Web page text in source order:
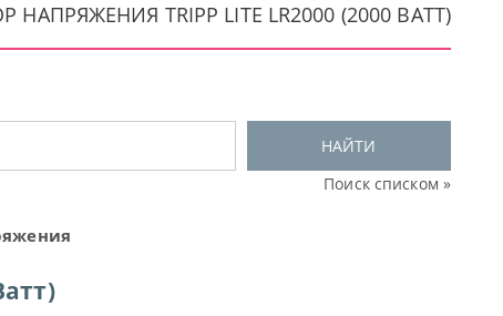
TRIPP LITE LR2000 (2000 ВАТТ)
НАЙТИ
Поиск списком »